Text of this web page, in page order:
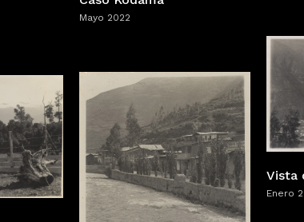
Mayo 2022
Vista
Enero